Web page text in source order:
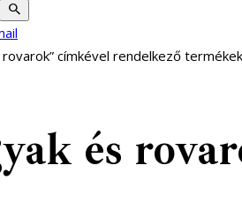
címkével rendelkező termékek
és